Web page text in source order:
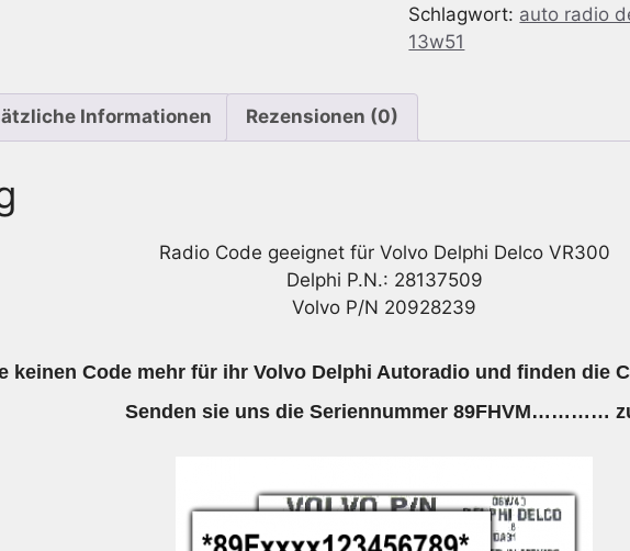
Delco
Code
VR300
Schlagwort: auto radio
13w51
Informationen Rezensionen (0)
Radio Code geeignet für Volvo Delphi Delco VR300
Delphi P.N.: 28137509
Volvo P/N 20928239
keinen Code mehr für ihr Volvo Delphi Autoradio und finden die
Senden sie uns die Seriennummer 89FHVM…………